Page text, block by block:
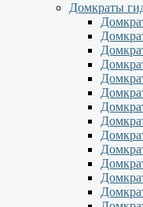
Домкраты